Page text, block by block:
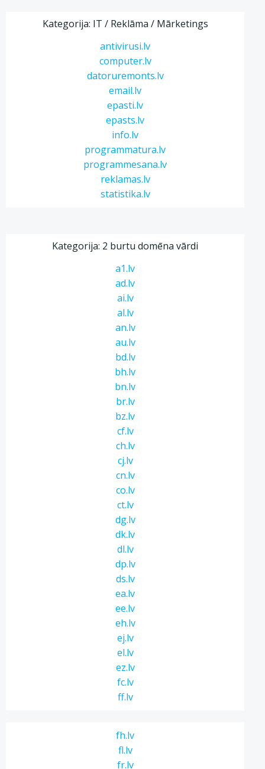
Kategorija: IT / Reklāma / Mārketings
antivirusi.lv
computer.lv
datoruremonts.lv
email.lv
epasti.lv
epasts.lv
info.lv
programmatura.lv
programmesana.lv
reklamas.lv
statistika.lv
Kategorija: 2 burtu domēna vārdi
a1.lv
ad.lv
ai.lv
al.lv
an.lv
au.lv
bd.lv
bh.lv
bn.lv
br.lv
bz.lv
cf.lv
ch.lv
cj.lv
cn.lv
co.lv
ct.lv
dg.lv
dk.lv
dl.lv
dp.lv
ds.lv
ea.lv
ee.lv
eh.lv
ej.lv
el.lv
ez.lv
fc.lv
ff.lv
fh.lv
fl.lv
fr.lv